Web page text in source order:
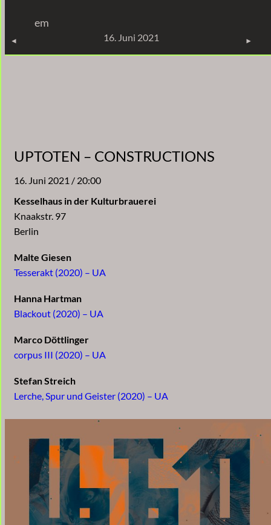
springen
em
16. Juni 2021
UPTOTEN – CONSTRUCTIONS
16. Juni 2021 / 20:00
Kesselhaus in der Kulturbrauerei
Knaakstr. 97
Berlin
Malte Giesen
Tesserakt (2020) – UA
Hanna Hartman
Blackout (2020) – UA
Marco Döttlinger
corpus III (2020) – UA
Stefan Streich
Lerche, Spur und Geister (2020) – UA